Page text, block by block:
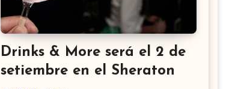
Drinks & More será el 2 de
setiembre en el Sheraton